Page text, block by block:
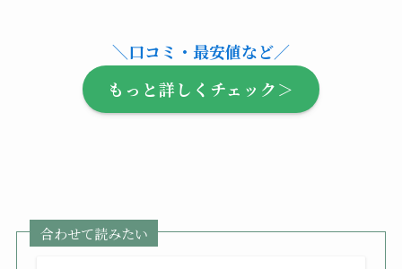
＼口コミ・最安値など／
もっと詳しくチェック＞
合わせて読みたい